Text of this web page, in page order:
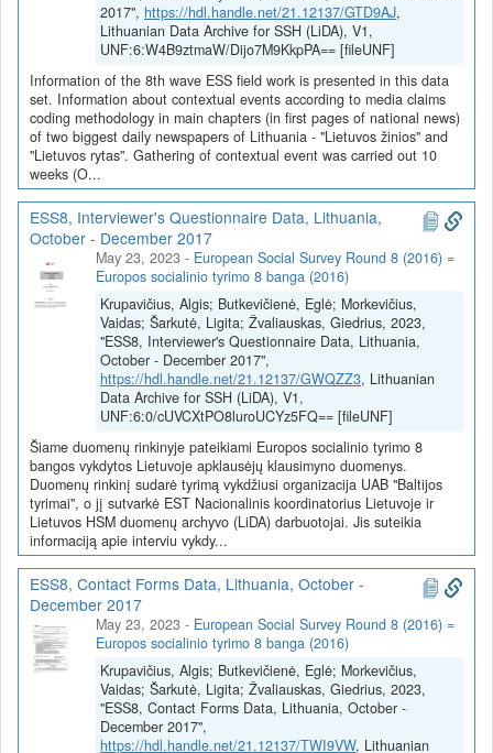
2017", https://hdl.handle.net/21.12137/GTD9AJ,
Lithuanian Data Archive for SSH (LiDA), V1,
UNF:6:W4B9ztmaW/Dijo7M9KkpPA== [fileUNF]
Information of the 8th wave ESS field work is presented in this data
set. Information about contextual events according to media claims
coding methodology in main chapters (in first pages of national news)
of two biggest daily newspapers of Lithuania - "Lietuvos žinios" and
"Lietuvos rytas". Gathering of contextual event was carried out 10
weeks (O...
ESS8, Interviewer's Questionnaire Data, Lithuania,
October - December 2017
May 23, 2023 - European Social Survey Round 8 (2016) =
Europos socialinio tyrimo 8 banga (2016)
Krupavičius, Algis; Butkevičienė, Eglė; Morkevičius,
Vaidas; Šarkutė, Ligita; Žvaliauskas, Giedrius, 2023,
"ESS8, Interviewer's Questionnaire Data, Lithuania,
October - December 2017",
https://hdl.handle.net/21.12137/GWQZZ3, Lithuanian
Data Archive for SSH (LiDA), V1,
UNF:6:0/cUVCXtPO8luroUCYz5FQ== [fileUNF]
Šiame duomenų rinkinyje pateikiami Europos socialinio tyrimo 8
bangos vykdytos Lietuvoje apklausėjų klausimyno duomenys.
Duomenų rinkinį sudarė tyrimą vykdžiusi organizacija UAB "Baltijos
tyrimai", o jį sutvarkė EST Nacionalinis koordinatorius Lietuvoje ir
Lietuvos HSM duomenų archyvo (LiDA) darbuotojai. Jis suteikia
informaciją apie interviu vykdy...
ESS8, Contact Forms Data, Lithuania, October -
December 2017
May 23, 2023 - European Social Survey Round 8 (2016) =
Europos socialinio tyrimo 8 banga (2016)
Krupavičius, Algis; Butkevičienė, Eglė; Morkevičius,
Vaidas; Šarkutė, Ligita; Žvaliauskas, Giedrius, 2023,
"ESS8, Contact Forms Data, Lithuania, October -
December 2017",
https://hdl.handle.net/21.12137/TWI9VW, Lithuanian